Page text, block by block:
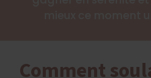
Comment